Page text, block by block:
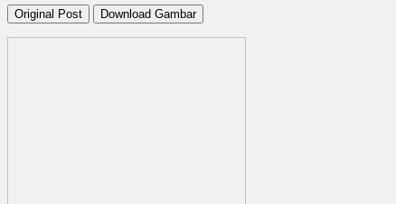
Original Post Download Gambar